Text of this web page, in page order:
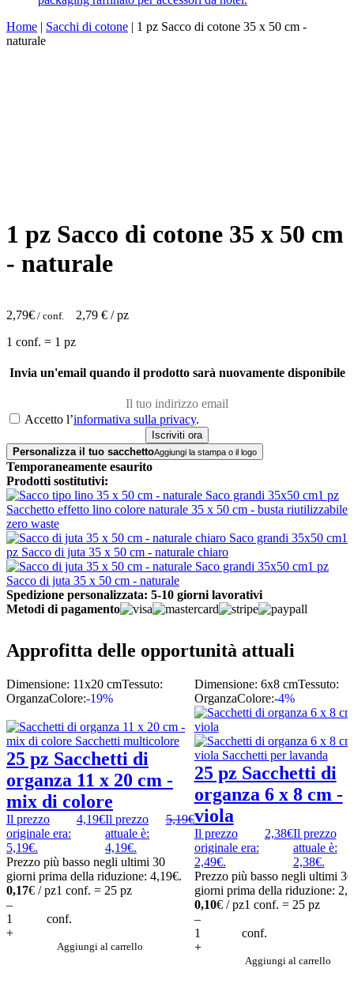
Home | Sacchi di cotone | 1 pz Sacco di cotone 35 x 50 cm -
naturale
1 pz Sacco di cotone 35 x 50 cm
- naturale
2,79€ / conf.
1 conf. = 1 pz
2,79 € / pz
Invia un'email quando il prodotto sarà nuovamente disponibile
Accetto l’informativa sulla privacy.
Personalizza il tuo sacchettoAggiungi la stampa o il logo
Temporaneamente esaurito
Prodotti sostitutivi:
1 pz
Sacchetto effetto lino colore naturale 35 x 50 cm - busta riutilizzabile
zero waste
1
pz Sacco di juta 35 x 50 cm - naturale chiaro
1 pz
Sacco di juta 35 x 50 cm - naturale
Spedizione personalizzata: 5-10 giorni lavorativi
Metodi di pagamento
Approfitta delle opportunità attuali
Dimensione: 11x20 cmTessuto:
OrganzaColore:-19%
25 pz Sacchetti di
organza 11 x 20 cm -
mix di colore
5,19€
Il prezzo
originale era:
5,19€.
4,19€Il prezzo
attuale è:
4,19€.
Prezzo più basso negli ultimi 30
giorni prima della riduzione: 4,19€.
0,17€ / pz1 conf. = 25 pz
–
conf.
+
Aggiungi al carrello
Dimensione: 6x8 cmTessuto:
OrganzaColore:-4%
25 pz Sacchetti di
organza 6 x 8 cm -
viola
Il prezzo
originale era:
2,49€.
2,38€Il prezzo
attuale è:
2,38€.
Prezzo più basso negli ultimi 30
giorni prima della riduzione:
0,10€ / pz1 conf. = 25 pz
–
conf.
+
Aggiungi al carrello